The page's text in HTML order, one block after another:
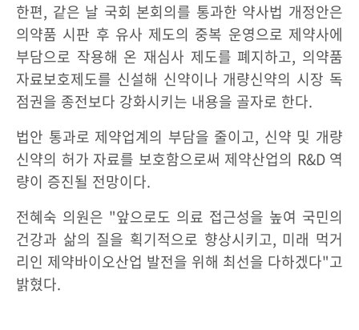
한편, 같은 날 국회 본회의를 통과한 약사법 개정안은
의약품 시판 후 유사 제도의 중복 운영으로 제약사에
부담으로 작용해 온 재심사 제도를 폐지하고, 의약품
자료보호제도를 신설해 신약이나 개량신약의 시장 독
점권을 종전보다 강화시키는 내용을 골자로 한다.
법안 통과로 제약업계의 부담을 줄이고, 신약 및 개량
신약의 허가 자료를 보호함으로써 제약산업의 R&D 역
량이 증진될 전망이다.
전혜숙 의원은 "앞으로도 의료 접근성을 높여 국민의
건강과 삶의 질을 획기적으로 향상시키고, 미래 먹거
리인 제약바이오산업 발전을 위해 최선을 다하겠다"고
밝혔다.